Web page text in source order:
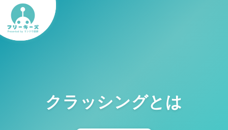
クラッシングとは